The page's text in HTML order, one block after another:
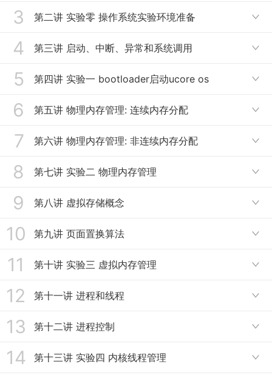
1.1 课程概述
1.4 为什么学习操作系统，如何学习操作系统
1.5 操作系统实例
1.6 操作系统的演变
3 第二讲 实验零 操作系统实验环境准备 
2.1 前言和国内外现状
2.4 实验环境搭建
2.5 x86-32硬件介绍
2.6 ucore部分编程技巧
4 第三讲 启动、中断、异常和系统调用 
3.1 BIOS
3.4 系统调用
3.5 系统调用示例
3.6 ucore+系统调用代码
5 第四讲 实验一 bootloader启动ucore os 
4.1 启动顺序
4.4 x86中断处理过程
4.5 练习一
4.6 练习二
4.9 练习六
6 第五讲 物理内存管理: 连续内存分配 
5.1 计算机体系结构和内存层次
5.4 碎片整理
5.5 伙伴系统
7 第六讲 物理内存管理: 非连续内存分配 
6.1 非连续内存分配的需求背景
6.4 页表概述
6.5 快表和多级页表
6.6 反置页表
8 第七讲 实验二 物理内存管理 
7.1 了解x86保护模式中的特权级
7.4 了解UCORE建立段/页表
7.5 演示lab2实验环节
9 第八讲 虚拟存储概念 
8.1 虚拟存储的需求背景
8.4 虚拟存储概念
8.5 虚拟页式存储
8.6 缺页异常
10 第九讲 页面置换算法 
9.1 页面置换算法的概念
9.4 Belady现象和局部置换算法比较
9.5 工作集置换算法
11 第十讲 实验三 虚拟内存管理 
10.1 实验目标：虚存管理
10.4 页访问异常
12 第十一讲 进程和线程 
11.1 进程的概念
13 第十二讲 进程控制 
12.1 进程切换
14 第十三讲 实验四 内核线程管理 